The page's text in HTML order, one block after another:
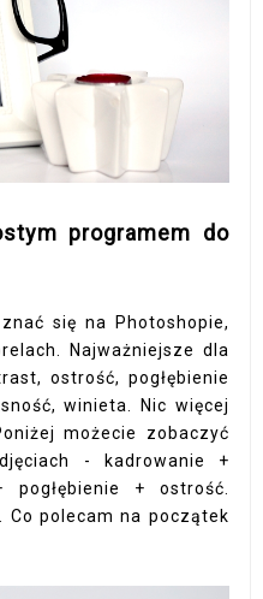
programem do
się na Photoshopie,
Najważniejsze dla
ostrość, pogłębienie
winieta. Nic więcej
możecie zobaczyć
- kadrowanie +
+ ostrość.
Co polecam na początek